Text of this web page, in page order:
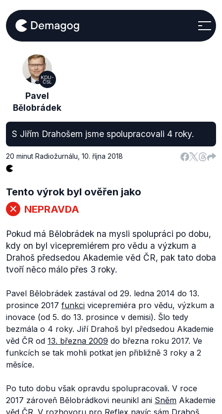
KDU-
ČSL
Pavel
Bělobrádek
S Jiřím Drahošem jsme spolupracovali 4 roky.
20 minut Radiožurnálu 10. října 2018
Tento výrok byl ověřen jako
NEPRAVDA
Pokud má Bělobrádek na mysli spolupráci po dobu,
kdy on byl vicepremiérem pro vědu a výzkum a
Drahoš předsedou Akademie věd ČR, pak tato doba
tvoří něco málo přes 3 roky.
Pavel Bělobrádek zastával od 29. ledna 2014 do 13.
prosince 2017 funkci vicepremiéra pro vědu, výzkum a
inovace (od 5. do 13. prosince v demisi). Šlo tedy
bezmála o 4 roky. Jiří Drahoš byl předsedou Akademie
věd ČR od 13. března 2009 do března roku 2017. Ve
funkcích se tak mohli potkat jen přibližně 3 roky a 2
měsíce.
Po tuto dobu však opravdu spolupracovali. V roce
2017 zároveň Bělobrádkovi neunikl ani Sněm Akademie
věd ČR. V rozhovoru pro Reflex navíc sám Drahoš